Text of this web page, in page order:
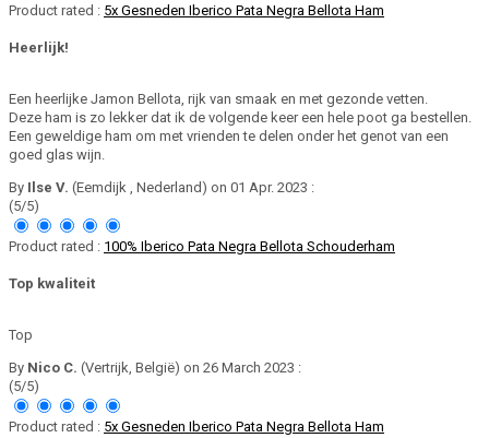
Product rated : 5x Gesneden Iberico Pata Negra Bellota Ham
Heerlijk!
Een heerlijke Jamon Bellota, rijk van smaak en met gezonde vetten.
Deze ham is zo lekker dat ik de volgende keer een hele poot ga bestellen.
Een geweldige ham om met vrienden te delen onder het genot van een
goed glas wijn.
By Ilse V. (Eemdijk , Nederland) on 01 Apr. 2023 :
(5/5)
Product rated : 100% Iberico Pata Negra Bellota Schouderham
Top kwaliteit
Top
By Nico C. (Vertrijk, België) on 26 March 2023 :
(5/5)
Product rated : 5x Gesneden Iberico Pata Negra Bellota Ham